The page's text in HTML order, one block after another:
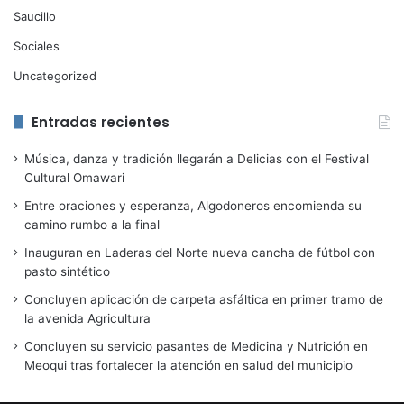
Saucillo
Sociales
Uncategorized
Entradas recientes
Música, danza y tradición llegarán a Delicias con el Festival
Cultural Omawari
Entre oraciones y esperanza, Algodoneros encomienda su
camino rumbo a la final
Inauguran en Laderas del Norte nueva cancha de fútbol con
pasto sintético
Concluyen aplicación de carpeta asfáltica en primer tramo de
la avenida Agricultura
Concluyen su servicio pasantes de Medicina y Nutrición en
Meoqui tras fortalecer la atención en salud del municipio